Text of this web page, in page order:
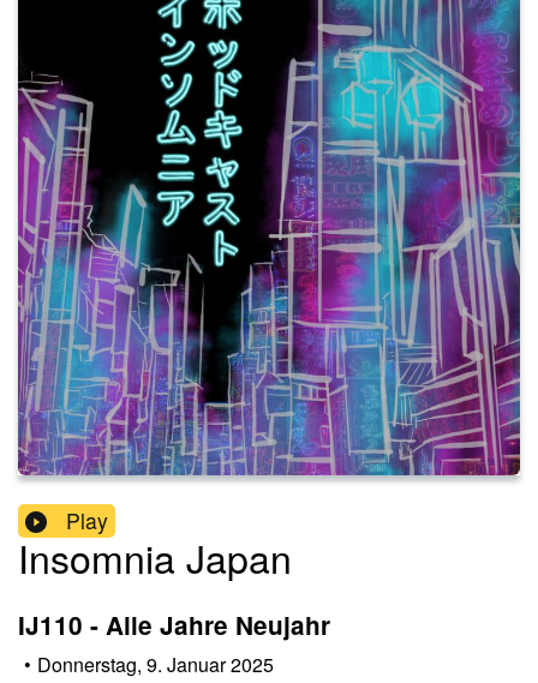
Play
Insomnia Japan
IJ110 - Alle Jahre Neujahr
• Donnerstag, 9. Januar 2025